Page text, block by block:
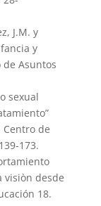
J.M. y
y
Asuntos
sexual
Centro de
173.
visiòn desde
18.